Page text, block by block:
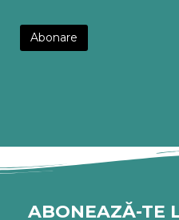
ABONEAZĂ-TE